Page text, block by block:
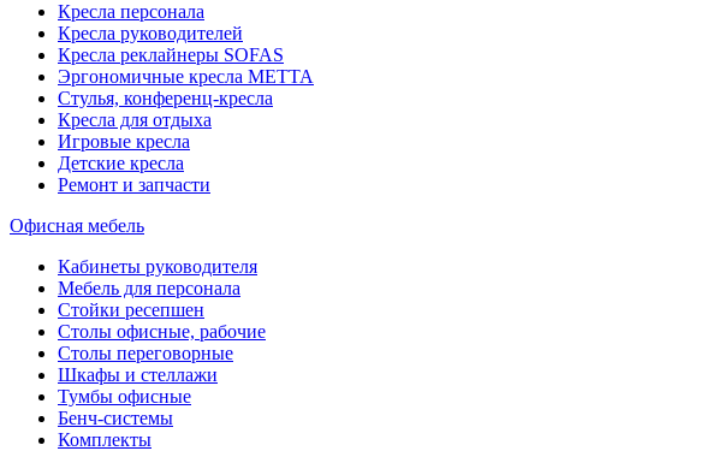
Кресла персонала
Кресла руководителей
Кресла реклайнеры SOFAS
Эргономичные кресла МЕТТА
Стулья, конференц-кресла
Кресла для отдыха
Игровые кресла
Детские кресла
Ремонт и запчасти
Офисная мебель
Кабинеты руководителя
Мебель для персонала
Стойки ресепшен
Столы офисные, рабочие
Столы переговорные
Шкафы и стеллажи
Тумбы офисные
Бенч-системы
Комплекты